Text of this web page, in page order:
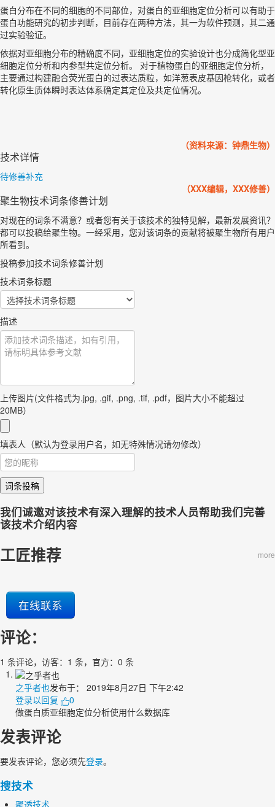
蛋白分布在不同的细胞的不同部位，对蛋白的亚细胞定位分析可以有助于
蛋白功能研究的初步判断，目前存在两种方法，其一为软件预测，其二通
过实验验证。
依据对亚细胞分布的精确度不同，亚细胞定位的实验设计也分成简化型亚
细胞定位分析和内参型共定位分析。 对于植物蛋白的亚细胞定位分析，
主要通过构建融合荧光蛋白的过表达质粒，如洋葱表皮基因枪转化，或者
转化原生质体瞬时表达体系确定其定位及共定位情况。
（资料来源：钟鼎生物）
技术详情
待修善补充
（XXX编辑，XXX修善）
聚生物技术词条修善计划
对现在的词条不满意？或者您有关于该技术的独特见解，最新发展资讯？
都可以投稿给聚生物。一经采用，您对该词条的贡献将被聚生物所有用户
所看到。
投稿参加技术词条修善计划
技术词条标题
描述
上传图片(文件格式为.jpg, .gif, .png, .tif, .pdf，图片大小不能超过
20MB）
填表人（默认为登录用户名，如无特殊情况请勿修改）
词条投稿
我们诚邀对该技术有深入理解的技术人员帮助我们完善
该技术介绍内容
工匠推荐 more
在线联系
评论：
1 条评论，访客：1 条，官方：0 条
之乎者也发布于： 2019年8月27日 下午2:42
登录以回复
0
做蛋白质亚细胞定位分析使用什么数据库
发表评论
要发表评论，您必须先登录。
搜技术
聚透技术